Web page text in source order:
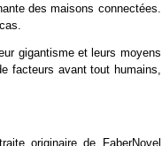
des maisons connectées.
gigantisme et leurs moyens
facteurs avant tout humains,
originaire de FaberNovel